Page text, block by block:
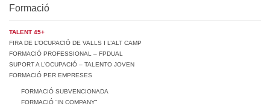
Formació
TALENT 45+
FIRA DE L’OCUPACIÓ DE VALLS I L’ALT CAMP
FORMACIÓ PROFESSIONAL – FPDUAL
SUPORT A L’OCUPACIÓ – TALENTO JOVEN
FORMACIÓ PER EMPRESES
FORMACIÓ SUBVENCIONADA
FORMACIÓ “IN COMPANY”